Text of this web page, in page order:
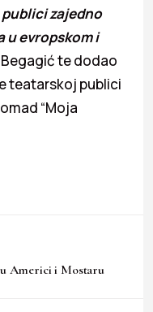
zajedno
u evropskom i
Begagić te dodao
teatarskoj publici
“Moja
u Americi i Mostaru